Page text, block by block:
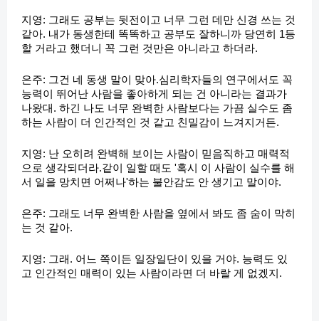
지영: 그래도 공부는 뒷전이고 너무 그런 데만 신경 쓰는 것
같아. 내가 동생한테 똑똑하고 공부도 잘하니까 당연히 1등
할 거라고 했더니 꼭 그런 것만은 아니라고 하더라.
은주: 그건 네 동생 말이 맞아.심리학자들의 연구에서도 꼭
능력이 뛰어난 사람을 좋아하게 되는 건 아니라는 결과가
나왔대. 하긴 나도 너무 완벽한 사람보다는 가끔 실수도 좀
하는 사람이 더 인간적인 것 같고 친밀감이 느겨지거든.
지영: 난 오히려 완벽해 보이는 사람이 믿음직하고 매력적
으로 생각되더라.같이 일할 때도 '혹시 이 사람이 실수를 해
서 일을 망치면 어쩌나'하는 불안감도 안 생기고 말이야.
은주: 그래도 너무 완벽한 사람을 옆에서 봐도 좀 숨이 막히
는 것 같아.
지영: 그래. 어느 쪽이든 일장일단이 있을 거야. 능력도 있
고 인간적인 매력이 있는 사람이라면 더 바랄 게 없겠지.